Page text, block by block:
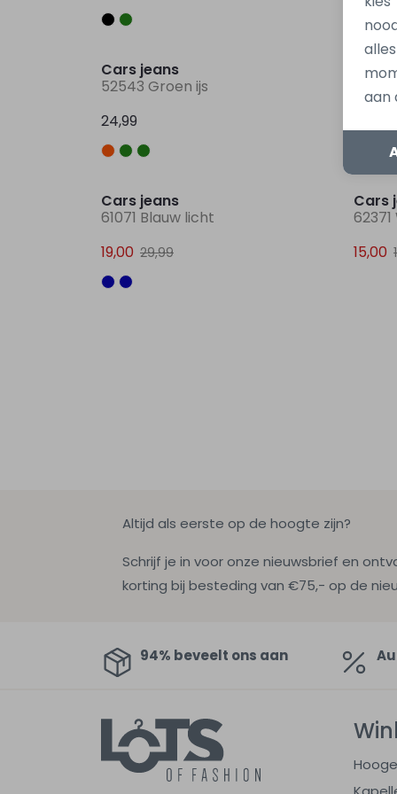
Cars jeans
52543 Groen ijs
24,99
Cars jeans
61071 Blauw licht
19,00 29,99
Cars
62371
15,00
Altijd als eerste op de hoogte zijn?
Schrijf je in voor onze nieuwsbrief en
korting bij besteding van €75,- op de
94% beveelt ons aan
aan